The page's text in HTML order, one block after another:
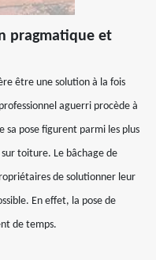
pragmatique et
être une solution à la fois
aguerri procède à
sa pose figurent parmi les plus
toiture. Le bâchage de
de solutionner leur
En effet, la pose de
de temps.